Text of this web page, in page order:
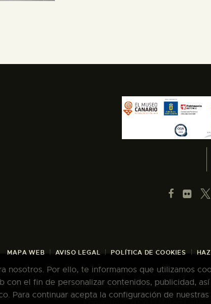
MAPA WEB AVISO LEGAL POLÍTICA DE COOKIES
nosotros. Por ello, te informamos que utilizamos
con el fin de personalizar contenidos, publicidad,
Para continuar acepta la configuración de